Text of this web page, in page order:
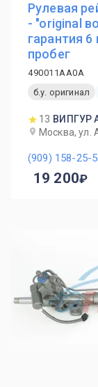
Рулевая
- "original
гарантия
пробег
490011AA0A
б.у. оригинал
13 ВИПГУР
Москва, ул.
(909) 158-25-
19 200